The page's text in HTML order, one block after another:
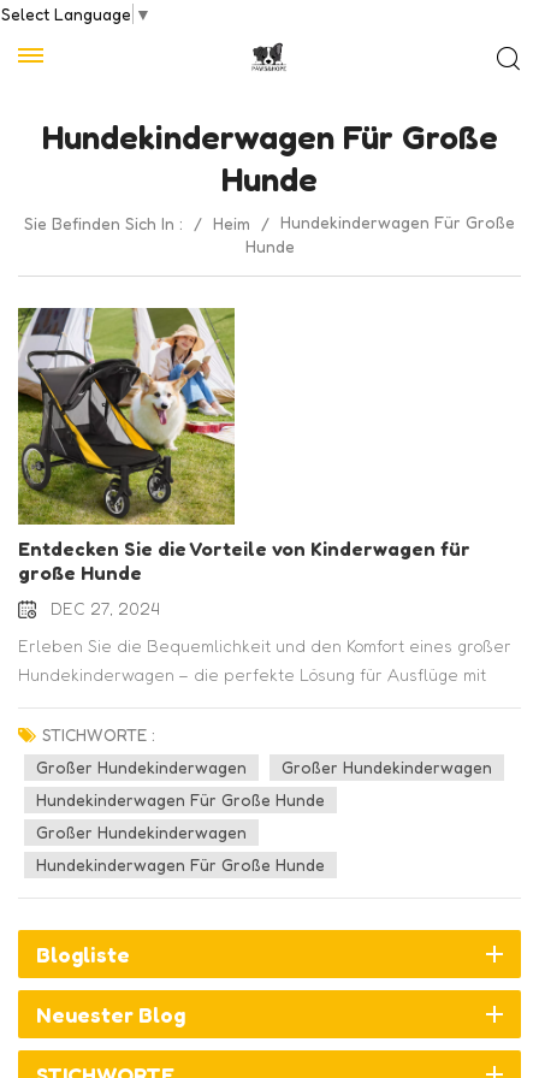
Select Language ▼
Hundekinderwagen Für Große
Hunde
Sie Befinden Sich In : / Heim / Hundekinderwagen Für Große
Hunde
Entdecken Sie die Vorteile von Kinderwagen für
große Hunde
DEC 27, 2024
Erleben Sie die Bequemlichkeit und den Komfort eines großer
Hundekinderwagen – die perfekte Lösung für Ausflüge mit
Ihrem geliebten pelzigen Begleiter, bietet viel Platz, einfache
Manövrierfähigkeit und erhöhte Sicherheit.In diesem Artikel
gehen wir näher auf die Vorteile der Verwendung großer
Hundekinderwagen ein. Diese vielseitigen und praktischen
Accessoires erfreuen sich bei Haustierbesitzern großer
Beliebtheit, die bequeme und bequeme
Transportmöglichkeiten für ihre pelzigen Freunde suchen. Mit
ihren zahlreichen Vorteilen bieten große Hundekinderwagen
sowohl für Haustiere als auch für ihre Besitzer ein
angenehmes Erlebnis.1. Verbesserte Mobilität und Komfort1.1.
Freiheit, Ihren großen Hund auf verschiedene Ausflüge
mitzunehmen:Mit einem großen Hundekinderwagen können Sie
Outdoor-Aktivitäten genießen und Ihren pelzigen Begleiter
STICHWORTE :
Großer Hundekinderwagen
Großer Hundekinderwagen
Hundekinderwagen Für Große Hunde
Großer Hundekinderwagen
Hundekinderwagen Für Große Hunde
Blogliste
Neuester Blog